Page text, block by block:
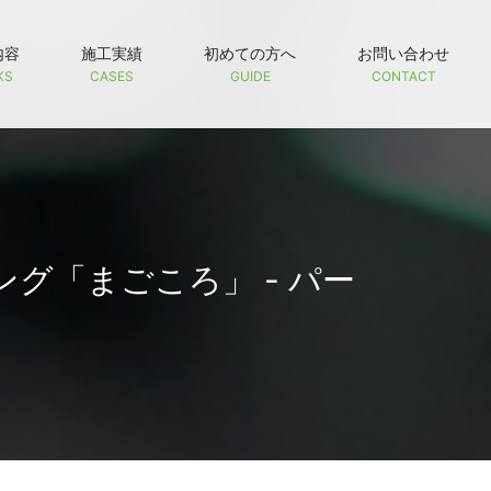
容 施工実績
CASES
初めての方へ
GUIDE
お問い合わせ
CONTACT
グ「まごころ」 - パー